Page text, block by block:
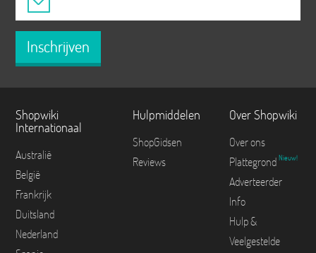
Inschrijven
Shopwiki
Internationaal
Australië
België
Frankrijk
Duitsland
Nederland
Hulpmiddelen
ShopGidsen
Reviews
Over Shopwiki
Over ons
Plattegrond Nieuw!
Adverteerder
Info
Hulp &
Veelgestelde